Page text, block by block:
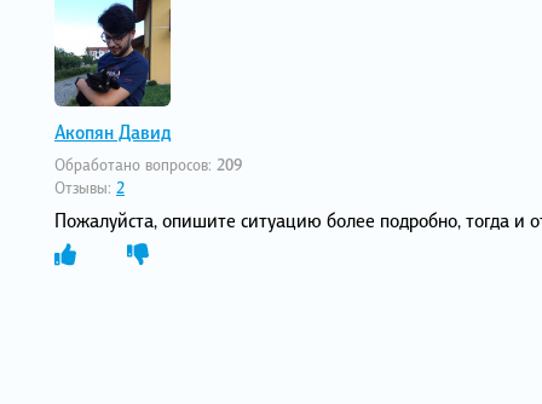
Акопян Давид
Обработано вопросов: 209
Отзывы: 2
Пожалуйста, опишите ситуацию более подробно, тогда и